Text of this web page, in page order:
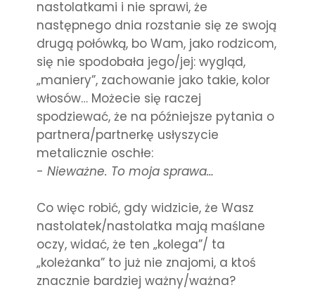
nastolatkami i nie sprawi, że
następnego dnia rozstanie się ze swoją
drugą połówką, bo Wam, jako rodzicom,
się nie spodobała jego/jej: wygląd,
„maniery”, zachowanie jako takie, kolor
włosów… Możecie się raczej
spodziewać, że na późniejsze pytania o
partnera/partnerkę usłyszycie
metalicznie oschłe:
-Nieważne. To moja sprawa…
Co więc robić, gdy widzicie, że Wasz
nastolatek/nastolatka mają maślane
oczy, widać, że ten „kolega”/ ta
„koleżanka” to już nie znajomi, a ktoś
znacznie bardziej ważny/ważna?